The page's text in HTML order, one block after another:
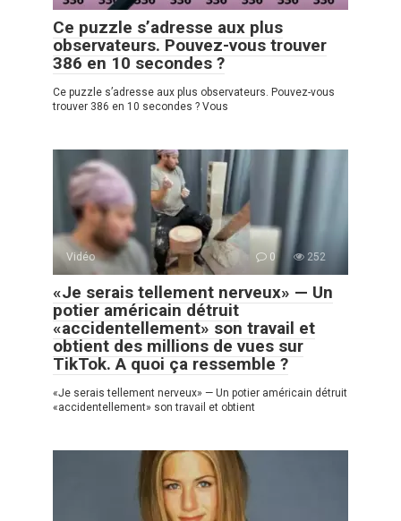
Ce puzzle s’adresse aux plus
observateurs. Pouvez-vous trouver
386 en 10 secondes ?
Ce puzzle s’adresse aux plus observateurs. Pouvez-vous
trouver 386 en 10 secondes ? Vous
Vidéo 0 252
«Je serais tellement nerveux» — Un
potier américain détruit
«accidentellement» son travail et
obtient des millions de vues sur
TikTok. A quoi ça ressemble ?
«Je serais tellement nerveux» — Un potier américain détruit
«accidentellement» son travail et obtient